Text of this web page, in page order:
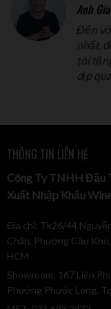
Anh
Đến
nhất,
tôi
dịp
THÔNG TIN LIÊN HỆ
Công Ty TNHH Đầu
Xuất Nhập Khẩu
Địa chỉ: Tk26/44
Chân, Phường Cầu
HCM
Showroom: 167 Liên
Phường Phước Long,